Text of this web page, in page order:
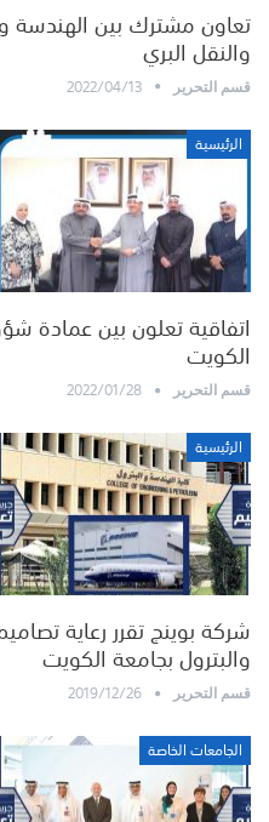
تعاون مشترك بين الهندسة
والنقل البري
قسم التحرير 2022/04/13
الرئيسية
اتفاقية تعلون بين عمادة
الكويت
قسم التحرير 2022/01/28
الرئيسية
شركة بوينج تقرر رعاية
والبترول بجامعة الكويت
قسم التحرير 2019/12/26
الجامعات الخاصة